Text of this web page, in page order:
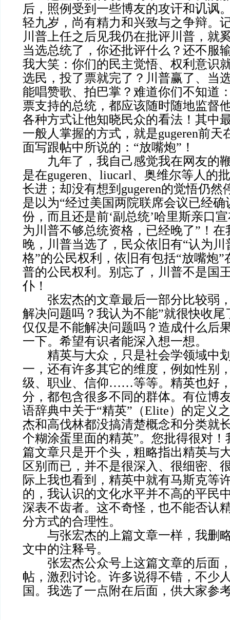
后，照例受到一些博友的攻讦和讥讽
轻九岁，尚有精力和兴致与之争辩。
川普上任之后见我仍在批评川普，就
当选总统了，你还批评什么？还不服
我大笑：你们的民主觉悟、权利意识
选民，投了票就完了？川普赢了、当
能唱赞歌、拍巴掌？难道你们不知道
票支持的总统，都应该随时随地监督
各种方式让他知晓民众的看法！其中
一般人掌握的方式，就是gugeren前天
面写跟帖中所说的：“放嘴炮”！
九年了，我自己感觉我在网友的
是在gugeren、liucarl、奥维尔等人的
长进；却没有想到gugeren的觉悟仍然
是以为“经过美国两院联席会议已经
份，而且还是前‘副总统’哈里斯亲口
为川普不够总统资格，已经晚了”！
晚，川普当选了，民众依旧有“认为川
格”的公民权利，依旧有包括“放嘴炮
普的公民权利。别忘了，川普不是国
仆！
张宏杰的文章最后一部分比较弱，
解决问题吗？我认为不能”就很快收
仅仅是不能解决问题吗？造成什么后
一下。希望有识者能深入想一想。
精英与大众，只是社会学领域中
一，还有许多其它的维度，例如性别
级、职业、信仰……等等。精英也好
分，都包含很多不同的群体。有位博
语辞典中关于“精英”（Elite）的定义
杰和高伐林都没搞清楚概念和分类就
个糊涂蛋里面的精英”。您批得很对
篇文章只是开个头，粗略指出精英与
区别而已，并不是很深入、很细密、
际上我也看到，精英中就有马斯克等
的，我认识的文化水平并不高的平民
深表不齿者。这不奇怪，也不能否认
分方式的合理性。
与张宏杰的上篇文章一样，我删
文中的注释号。
张宏杰公众号上这篇文章的后面
帖，激烈讨论。许多说得不错，不少
国。我选了一点附在后面，供大家参